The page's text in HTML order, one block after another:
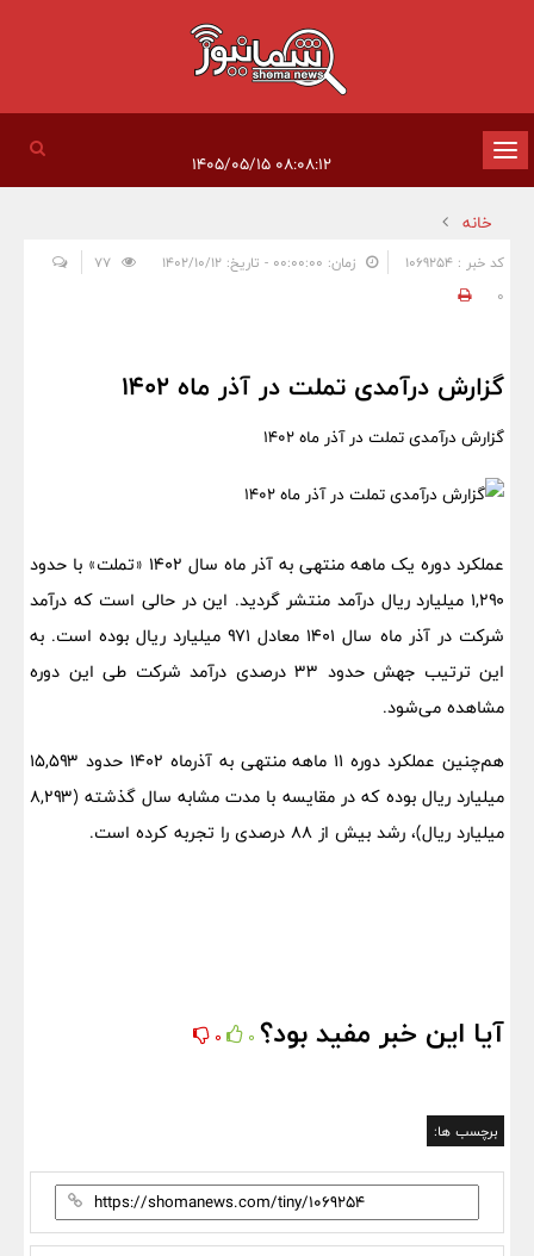
تغییر
وضعیت
ناوبری
خانه
کد خبر : 1069254 زمان: ۰۰:۰۰:۰۰ - تاریخ: ۱۴۰۲/۱۰/۱۲
0
گزارش درآمدی تملت در آذر ماه ۱۴۰۲
گزارش درآمدی تملت در آذر ماه ۱۴۰۲
عملکرد دوره یک ماهه منتهی به آذر ماه سال ۱۴۰۲ «تملت» با حدود
۱,۲۹۰ میلیارد ریال درآمد منتشر گردید. این در حالی است که درآمد
شرکت در آذر ماه سال ۱۴۰۱ معادل ۹۷۱ میلیارد ریال بوده است. به
این ترتیب جهش حدود ۳۳ درصدی درآمد شرکت طی این دوره
مشاهده می‌شود.
هم‌چنین عملکرد دوره ۱۱ ماهه منتهی به آذرماه ۱۴۰۲ حدود ۱۵,۵۹۳
میلیارد ریال بوده که در مقایسه با مدت مشابه سال گذشته (۸,۲۹۳
میلیارد ریال)، رشد بیش از ۸۸ درصدی را تجربه کرده است.
آیا این خبر مفید بود؟ 0
0
برچسب ها: